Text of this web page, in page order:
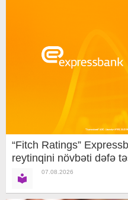
“Fitch Ratings”
reytinqini növbəti dəfə
07.08.2026